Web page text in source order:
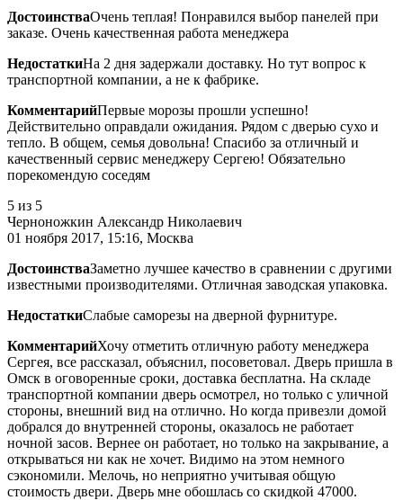
ДостоинстваОчень теплая! Понравился выбор панелей при
заказе. Очень качественная работа менеджера
НедостаткиНа 2 дня задержали доставку. Но тут вопрос к
транспортной компании, а не к фабрике.
КомментарийПервые морозы прошли успешно!
Действительно оправдали ожидания. Рядом с дверью сухо и
тепло. В общем, семья довольна! Спасибо за отличный и
качественный сервис менеджеру Сергею! Обязательно
порекомендую соседям
5 из 5
Черноножкин Александр Николаевич
01 ноября 2017, 15:16, Москва
ДостоинстваЗаметно лучшее качество в сравнении с другими
известными производителями. Отличная заводская упаковка.
НедостаткиСлабые саморезы на дверной фурнитуре.
КомментарийХочу отметить отличную работу менеджера
Сергея, все рассказал, объяснил, посоветовал. Дверь пришла в
Омск в оговоренные сроки, доставка бесплатна. На складе
транспортной компании дверь осмотрел, но только с уличной
стороны, внешний вид на отлично. Но когда привезли домой
добрался до внутренней стороны, оказалось не работает
ночной засов. Вернее он работает, но только на закрывание, а
открываться ни как не хочет. Видимо на этом немного
сэкономили. Мелочь, но неприятно учитывая общую
стоимость двери. Дверь мне обошлась со скидкой 47000.